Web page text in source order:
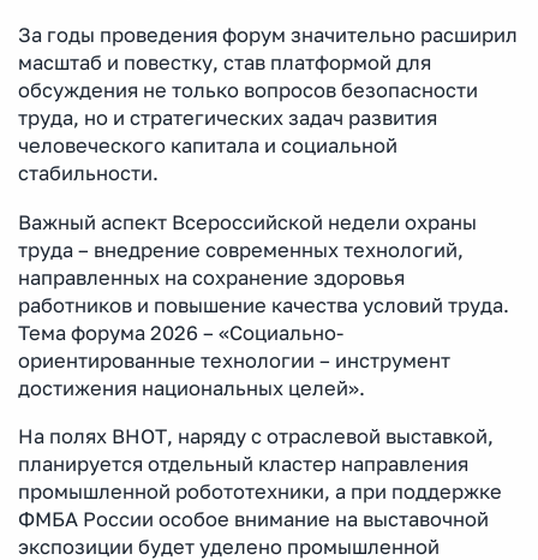
За годы проведения форум значительно расширил
масштаб и повестку, став платформой для
обсуждения не только вопросов безопасности
труда, но и стратегических задач развития
человеческого капитала и социальной
стабильности.
Важный аспект Всероссийской недели охраны
труда – внедрение современных технологий,
направленных на сохранение здоровья
работников и повышение качества условий труда.
Тема форума 2026 – «Социально-
ориентированные технологии – инструмент
достижения национальных целей».
На полях ВНОТ, наряду с отраслевой выставкой,
планируется отдельный кластер направления
промышленной робототехники, а при поддержке
ФМБА России особое внимание на выставочной
экспозиции будет уделено промышленной